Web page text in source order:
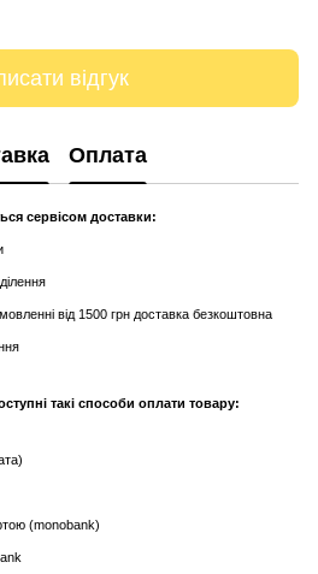
відгук
Оплата
сервісом доставки:
від 1500 грн доставка безкоштовна
такі способи оплати товару:
(monobank)